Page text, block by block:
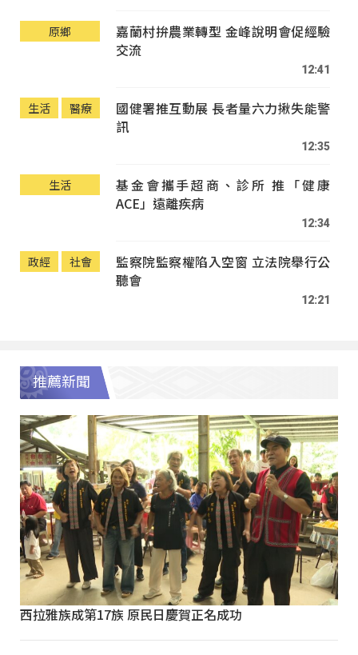
原鄉
嘉蘭村拚農業轉型 金峰說明會促經驗
交流
12:41
生活 醫療
國健署推互動展 長者量六力揪失能警
訊
12:35
生活
基金會攜手超商、診所 推「健康
ACE」遠離疾病
12:34
政經 社會
監察院監察權陷入空窗 立法院舉行公
聽會
12:21
推薦新聞
西拉雅族成第17族 原民日慶賀正名成功